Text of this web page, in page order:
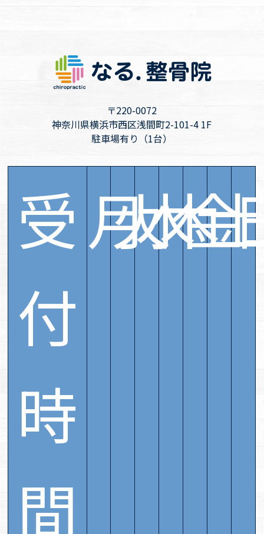
〒220-0072
神奈川県横浜市西区浅間町2-101-4 1F
駐車場有り（1台）
受
付
時
間
月
火
水
木
金